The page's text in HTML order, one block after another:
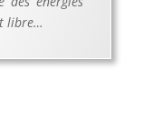
libre…